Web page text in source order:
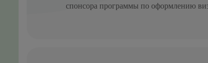
спонсора программы по оформлению